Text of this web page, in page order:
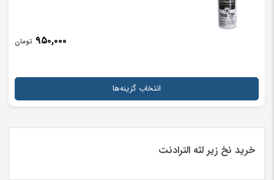
۹۵۰,۰۰۰ تومان
انتخاب گزینه‌ها
خرید نخ زیر لثه الترادنت